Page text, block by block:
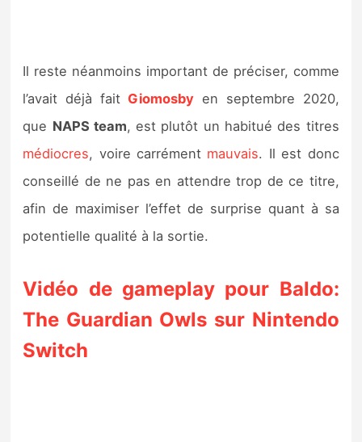
Il reste néanmoins important de préciser, comme
l’avait déjà fait Giomosby en septembre 2020,
que NAPS team, est plutôt un habitué des titres
médiocres, voire carrément mauvais. Il est donc
conseillé de ne pas en attendre trop de ce titre,
afin de maximiser l’effet de surprise quant à sa
potentielle qualité à la sortie.
Vidéo de gameplay pour Baldo:
The Guardian Owls sur Nintendo
Switch